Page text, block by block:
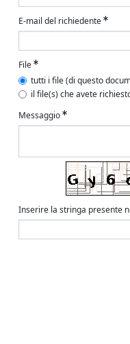
E-mail del richiedente
File
tutti i file (di questo
il file(s) che avete
Messaggio
Inserire la stringa presente